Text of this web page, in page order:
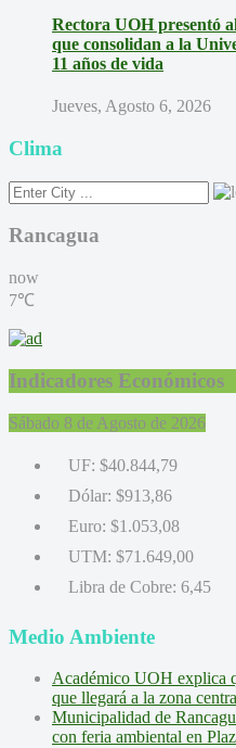
Rectora UOH presentó
que consolidan a la
11 años de vida
Jueves, Agosto 6, 2026
Clima
Rancagua
now
7℃
Indicadores Económicos
Sábado 8 de Agosto de 2026
UF: $40.844,79
Dólar: $913,86
Euro: $1.053,08
UTM: $71.649,00
Libra de Cobre: 6,45
Medio Ambiente
Académico UOH explica
que llegará a la zona
Municipalidad de
con feria ambiental en